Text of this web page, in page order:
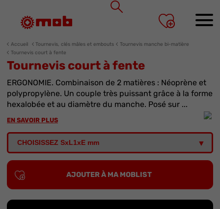
Accueil Tournevis, clés mâles et embouts
Tournevis manche bi-matière
Tournevis court à fente
Tournevis court à fente
ERGONOMIE. Combinaison de 2 matières : Néoprène et
polypropylène. Un couple très puissant grâce à la forme
hexalobée et au diamètre du manche. Posé sur ...
EN SAVOIR PLUS
AJOUTER À MA MOBLIST